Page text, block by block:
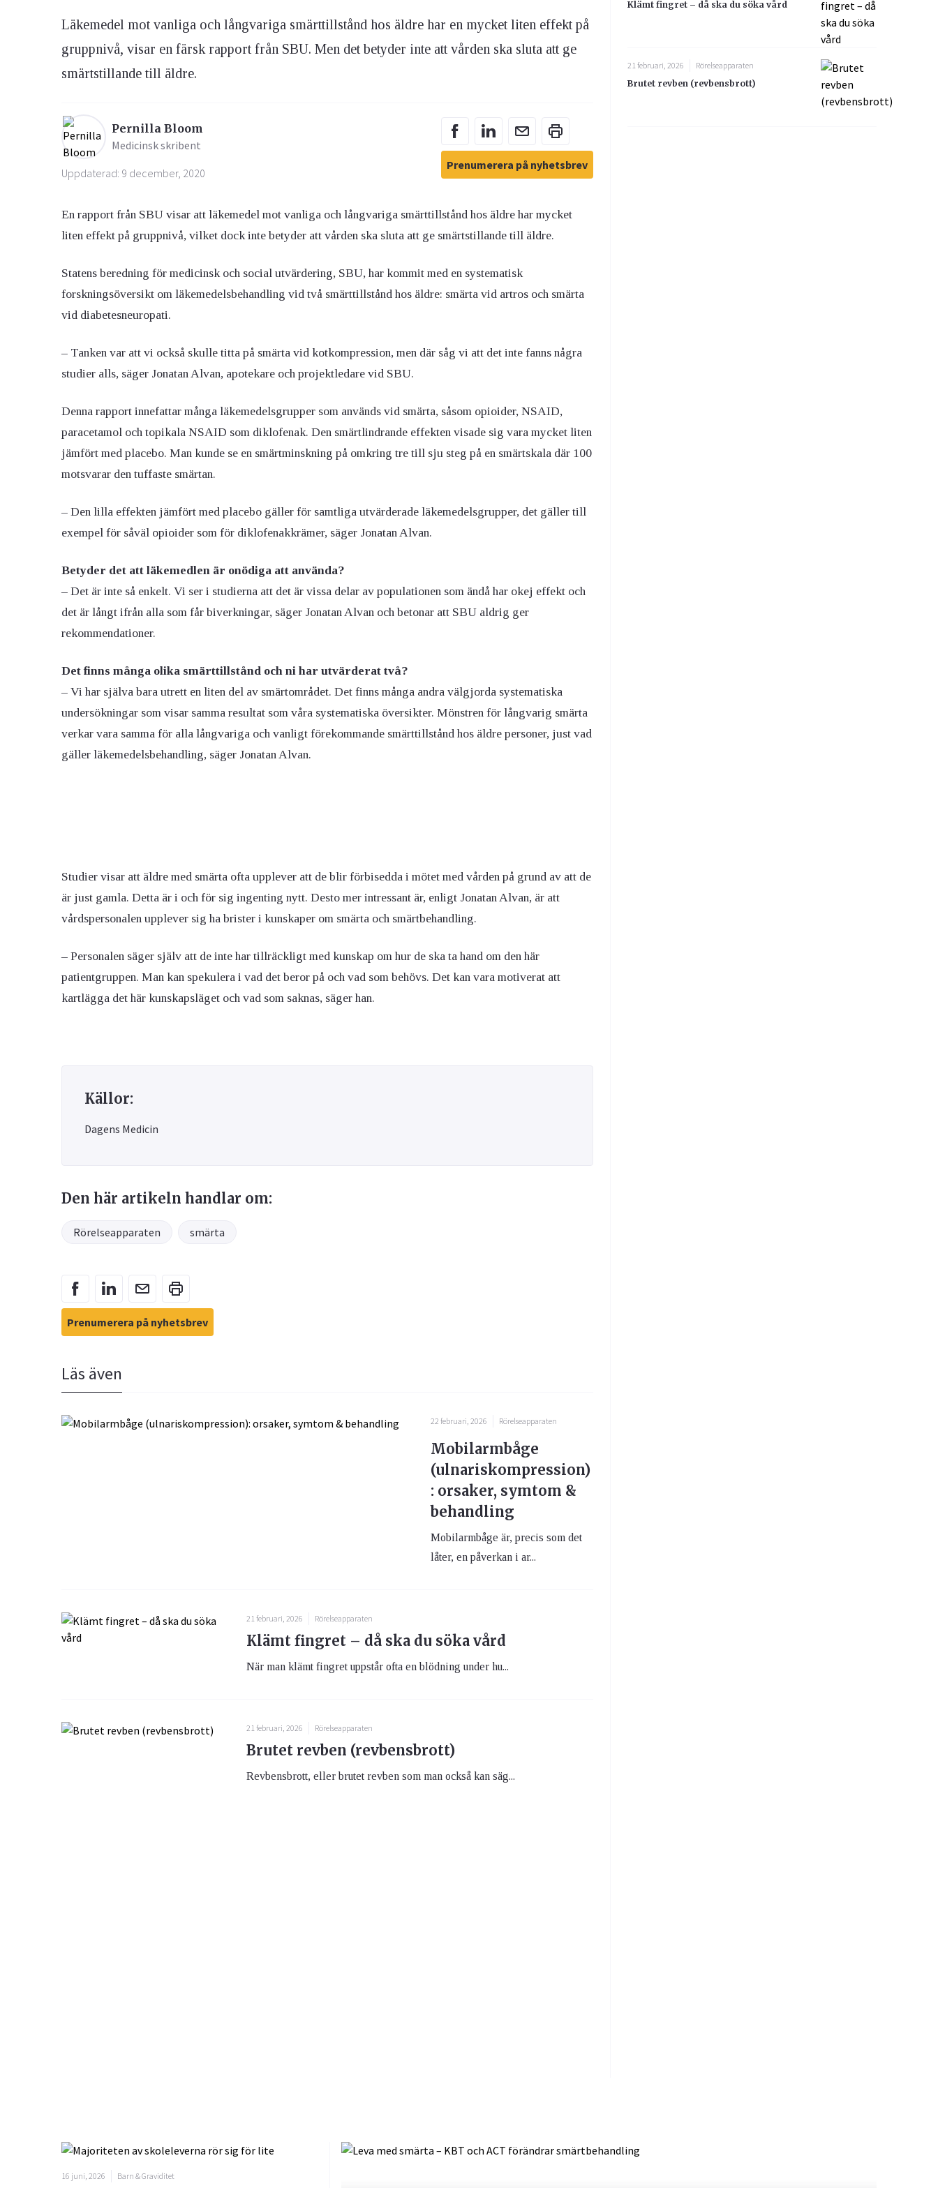
Ögon & Öron
Läkemedel mot vanliga och långvariga smärttillstånd hos äldre har en mycket liten effekt på
gruppnivå, visar en färsk rapport från SBU. Men det betyder inte att vården ska sluta att ge
smärtstillande till äldre.
Pernilla Bloom
Medicinsk skribent
Uppdaterad: 9 december, 2020
Prenumerera på nyhetsbrev
En rapport från SBU visar att läkemedel mot vanliga och långvariga smärttillstånd hos äldre har mycket
liten effekt på gruppnivå, vilket dock inte betyder att vården ska sluta att ge smärtstillande till äldre.
Statens beredning för medicinsk och social utvärdering, SBU, har kommit med en systematisk
forskningsöversikt om läkemedelsbehandling vid två smärttillstånd hos äldre: smärta vid artros och smärta
vid diabetesneuropati.
– Tanken var att vi också skulle titta på smärta vid kotkompression, men där såg vi att det inte fanns några
studier alls, säger Jonatan Alvan, apotekare och projektledare vid SBU.
Denna rapport innefattar många läkemedelsgrupper som används vid smärta, såsom opioider, NSAID,
paracetamol och topikala NSAID som diklofenak. Den smärtlindrande effekten visade sig vara mycket liten
jämfört med placebo. Man kunde se en smärtminskning på omkring tre till sju steg på en smärtskala där 100
motsvarar den tuffaste smärtan.
– Den lilla effekten jämfört med placebo gäller för samtliga utvärderade läkemedelsgrupper, det gäller till
exempel för såväl opioider som för diklofenakkrämer, säger Jonatan Alvan.
Betyder det att läkemedlen är onödiga att använda?
– Det är inte så enkelt. Vi ser i studierna att det är vissa delar av populationen som ändå har okej effekt och
det är långt ifrån alla som får biverkningar, säger Jonatan Alvan och betonar att SBU aldrig ger
rekommendationer.
Det finns många olika smärttillstånd och ni har utvärderat två?
– Vi har själva bara utrett en liten del av smärtområdet. Det finns många andra välgjorda systematiska
undersökningar som visar samma resultat som våra systematiska översikter. Mönstren för långvarig smärta
verkar vara samma för alla långvariga och vanligt förekommande smärttillstånd hos äldre personer, just vad
gäller läkemedelsbehandling, säger Jonatan Alvan.
Studier visar att äldre med smärta ofta upplever att de blir förbisedda i mötet med vården på grund av att de
är just gamla. Detta är i och för sig ingenting nytt. Desto mer intressant är, enligt Jonatan Alvan, är att
vårdspersonalen upplever sig ha brister i kunskaper om smärta och smärtbehandling.
– Personalen säger själv att de inte har tillräckligt med kunskap om hur de ska ta hand om den här
patientgruppen. Man kan spekulera i vad det beror på och vad som behövs. Det kan vara motiverat att
kartlägga det här kunskapsläget och vad som saknas, säger han.
Källor:
Dagens Medicin
Den här artikeln handlar om:
Rörelseapparaten smärta
Prenumerera på nyhetsbrev
Läs även
22 februari, 2026 Rörelseapparaten
Mobilarmbåge
(ulnariskompression)
: orsaker, symtom &
behandling
Mobilarmbåge är, precis som det
låter, en påverkan i ar...
21 februari, 2026 Rörelseapparaten
Klämt fingret – då ska du söka vård
När man klämt fingret uppstår ofta en blödning under hu...
21 februari, 2026 Rörelseapparaten
Brutet revben (revbensbrott)
Revbensbrott, eller brutet revben som man också kan säg...
Klämt fingret – då ska du söka vård
21 februari, 2026
Rörelseapparaten
Brutet revben (revbensbrott)
16 juni, 2026 Barn & Graviditet